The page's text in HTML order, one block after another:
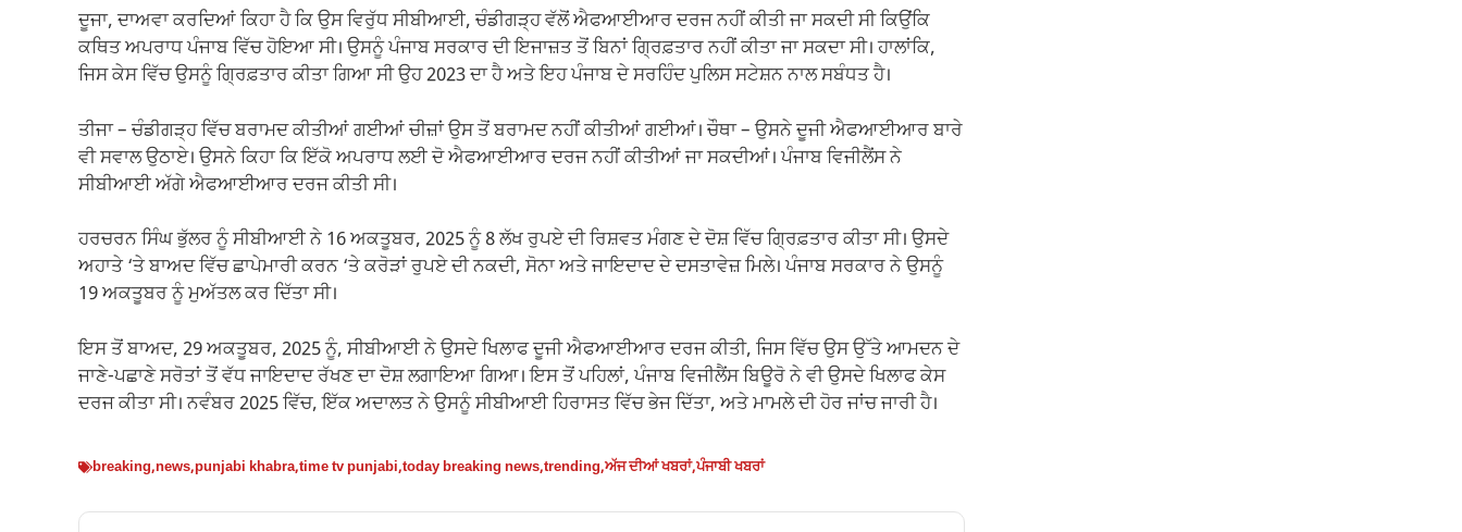
ਦੂਜਾ, ਦਾਅਵਾ ਕਰਦਿਆਂ ਕਿਹਾ ਹੈ ਕਿ ਉਸ ਵਿਰੁੱਧ ਸੀਬੀਆਈ, ਚੰਡੀਗੜ੍ਹ ਵੱਲੋਂ ਐਫਆਈਆਰ ਦਰਜ ਨਹੀਂ ਕੀਤੀ ਜਾ ਸਕਦੀ ਸੀ ਕਿਉਂਕਿ
ਕਥਿਤ ਅਪਰਾਧ ਪੰਜਾਬ ਵਿੱਚ ਹੋਇਆ ਸੀ। ਉਸਨੂੰ ਪੰਜਾਬ ਸਰਕਾਰ ਦੀ ਇਜਾਜ਼ਤ ਤੋਂ ਬਿਨਾਂ ਗ੍ਰਿਫ਼ਤਾਰ ਨਹੀਂ ਕੀਤਾ ਜਾ ਸਕਦਾ ਸੀ। ਹਾਲਾਂਕਿ,
ਜਿਸ ਕੇਸ ਵਿੱਚ ਉਸਨੂੰ ਗ੍ਰਿਫ਼ਤਾਰ ਕੀਤਾ ਗਿਆ ਸੀ ਉਹ 2023 ਦਾ ਹੈ ਅਤੇ ਇਹ ਪੰਜਾਬ ਦੇ ਸਰਹਿੰਦ ਪੁਲਿਸ ਸਟੇਸ਼ਨ ਨਾਲ ਸਬੰਧਤ ਹੈ।
ਤੀਜਾ – ਚੰਡੀਗੜ੍ਹ ਵਿੱਚ ਬਰਾਮਦ ਕੀਤੀਆਂ ਗਈਆਂ ਚੀਜ਼ਾਂ ਉਸ ਤੋਂ ਬਰਾਮਦ ਨਹੀਂ ਕੀਤੀਆਂ ਗਈਆਂ। ਚੌਥਾ – ਉਸਨੇ ਦੂਜੀ ਐਫਆਈਆਰ ਬਾਰੇ
ਵੀ ਸਵਾਲ ਉਠਾਏ। ਉਸਨੇ ਕਿਹਾ ਕਿ ਇੱਕੋ ਅਪਰਾਧ ਲਈ ਦੋ ਐਫਆਈਆਰ ਦਰਜ ਨਹੀਂ ਕੀਤੀਆਂ ਜਾ ਸਕਦੀਆਂ। ਪੰਜਾਬ ਵਿਜੀਲੈਂਸ ਨੇ
ਸੀਬੀਆਈ ਅੱਗੇ ਐਫਆਈਆਰ ਦਰਜ ਕੀਤੀ ਸੀ।
ਹਰਚਰਨ ਸਿੰਘ ਭੁੱਲਰ ਨੂੰ ਸੀਬੀਆਈ ਨੇ 16 ਅਕਤੂਬਰ, 2025 ਨੂੰ 8 ਲੱਖ ਰੁਪਏ ਦੀ ਰਿਸ਼ਵਤ ਮੰਗਣ ਦੇ ਦੋਸ਼ ਵਿੱਚ ਗ੍ਰਿਫ਼ਤਾਰ ਕੀਤਾ ਸੀ। ਉਸਦੇ
ਅਹਾਤੇ ‘ਤੇ ਬਾਅਦ ਵਿੱਚ ਛਾਪੇਮਾਰੀ ਕਰਨ ‘ਤੇ ਕਰੋੜਾਂ ਰੁਪਏ ਦੀ ਨਕਦੀ, ਸੋਨਾ ਅਤੇ ਜਾਇਦਾਦ ਦੇ ਦਸਤਾਵੇਜ਼ ਮਿਲੇ। ਪੰਜਾਬ ਸਰਕਾਰ ਨੇ ਉਸਨੂੰ
19 ਅਕਤੂਬਰ ਨੂੰ ਮੁਅੱਤਲ ਕਰ ਦਿੱਤਾ ਸੀ।
ਇਸ ਤੋਂ ਬਾਅਦ, 29 ਅਕਤੂਬਰ, 2025 ਨੂੰ, ਸੀਬੀਆਈ ਨੇ ਉਸਦੇ ਖਿਲਾਫ ਦੂਜੀ ਐਫਆਈਆਰ ਦਰਜ ਕੀਤੀ, ਜਿਸ ਵਿੱਚ ਉਸ ਉੱਤੇ ਆਮਦਨ ਦੇ
ਜਾਣੇ-ਪਛਾਣੇ ਸਰੋਤਾਂ ਤੋਂ ਵੱਧ ਜਾਇਦਾਦ ਰੱਖਣ ਦਾ ਦੋਸ਼ ਲਗਾਇਆ ਗਿਆ। ਇਸ ਤੋਂ ਪਹਿਲਾਂ, ਪੰਜਾਬ ਵਿਜੀਲੈਂਸ ਬਿਊਰੋ ਨੇ ਵੀ ਉਸਦੇ ਖਿਲਾਫ ਕੇਸ
ਦਰਜ ਕੀਤਾ ਸੀ। ਨਵੰਬਰ 2025 ਵਿੱਚ, ਇੱਕ ਅਦਾਲਤ ਨੇ ਉਸਨੂੰ ਸੀਬੀਆਈ ਹਿਰਾਸਤ ਵਿੱਚ ਭੇਜ ਦਿੱਤਾ, ਅਤੇ ਮਾਮਲੇ ਦੀ ਹੋਰ ਜਾਂਚ ਜਾਰੀ ਹੈ।
breaking,news,punjabi khabra,time tv punjabi,today breaking news,trending,ਅੱਜ ਦੀਆਂ ਖਬਰਾਂ,ਪੰਜਾਬੀ ਖਬਰਾਂ